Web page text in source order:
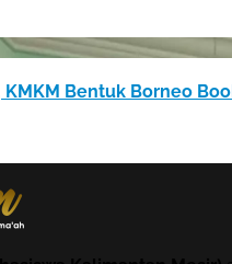
Bentuk Borneo